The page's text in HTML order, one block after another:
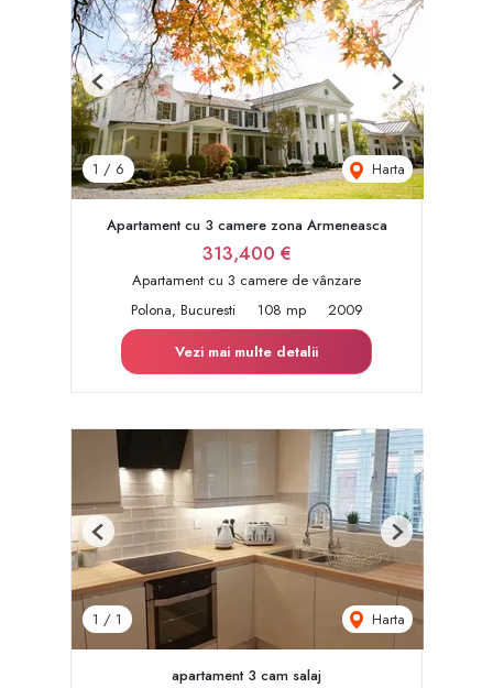
1 / 6 Harta
Previous Next
Apartament cu 3 camere zona Armeneasca
313,400 €
Apartament cu 3 camere de vânzare
Polona, Bucuresti
108 mp
2009
Vezi mai multe detalii
1 / 1 Harta
Previous Next
apartament 3 cam salaj